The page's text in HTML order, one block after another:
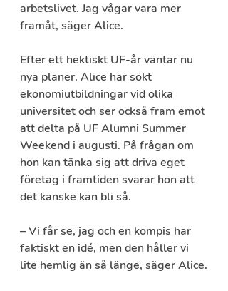
arbetslivet. Jag vågar vara mer
framåt, säger Alice.
Efter ett hektiskt UF-år väntar nu
nya planer. Alice har sökt
ekonomiutbildningar vid olika
universitet och ser också fram emot
att delta på UF Alumni Summer
Weekend i augusti. På frågan om
hon kan tänka sig att driva eget
företag i framtiden svarar hon att
det kanske kan bli så.
– Vi får se, jag och en kompis har
faktiskt en idé, men den håller vi
lite hemlig än så länge, säger Alice.